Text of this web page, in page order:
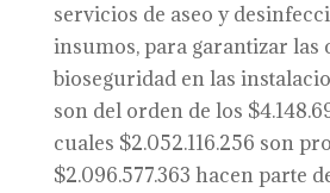
servicios de aseo y
insumos, para garantizar las
bioseguridad en las
son del orden de los
cuales $2.052.116.256 son
$2.096.577.363 hacen parte